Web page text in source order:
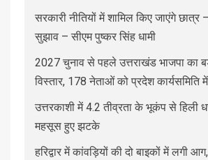
सरकारी नीतियों में शामिल किए जाएंगे
सुझाव – सीएम पुष्कर सिंह धामी
2027 चुनाव से पहले उत्तराखंड भाजपा का
विस्तार, 178 नेताओं को प्रदेश कार्यसमिति में
उत्तरकाशी में 4.2 तीव्रता के भूकंप से हिली
महसूस हुए झटके
हरिद्वार में कांवड़ियों की दो बाइकों में लगी